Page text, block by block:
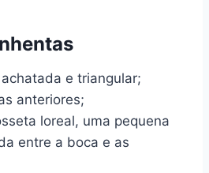
e triangular;
anteriores;
loreal, uma pequena
entre a boca e as